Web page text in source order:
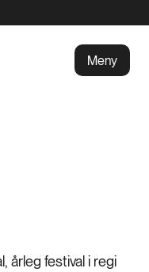
Meny
årleg festival i regi